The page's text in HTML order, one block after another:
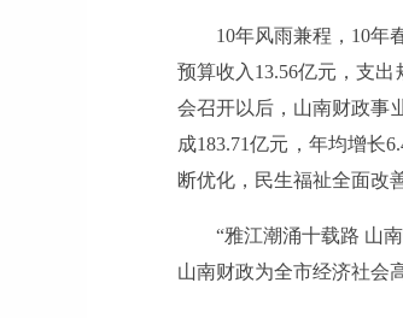
10年风雨兼程，10年
预算收入13.56亿元，支
会召开以后，山南财政事
成183.71亿元，年均增长
断优化，民生福祉全面改
“雅江潮涌十载路 山
山南财政为全市经济社会